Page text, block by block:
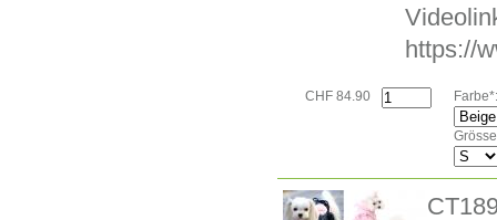
https://
CHF 84.90 Farbe*: